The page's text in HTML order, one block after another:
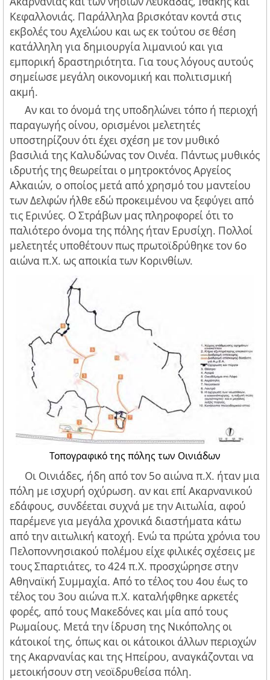
Κεφαλλονιάς. Παράλληλα βρισκόταν κοντά στις
εκβολές του Αχελώου και ως εκ τούτου σε θέση
κατάλληλη για δημιουργία λιμανιού και για
εμπορική δραστηριότητα. Για τους λόγους αυτούς
σημείωσε μεγάλη οικονομική και πολιτισμική
ακμή.
Αν και το όνομά της υποδηλώνει τόπο ή περιοχή
παραγωγής οίνου, ορισμένοι μελετητές
υποστηρίζουν ότι έχει σχέση με τον μυθικό
βασιλιά της Καλυδώνας τον Οινέα. Πάντως μυθικός
ιδρυτής της θεωρείται ο μητροκτόνος Αργείος
Αλκαιών, ο οποίος μετά από χρησμό του μαντείου
των Δελφών ήλθε εδώ προκειμένου να ξεφύγει από
τις Ερινύες. Ο Στράβων μας πληροφορεί ότι το
παλιότερο όνομα της πόλης ήταν Ερυσίχη. Πολλοί
μελετητές υποθέτουν πως πρωτοϊδρύθηκε τον 6ο
αιώνα π.Χ. ως αποικία των Κορινθίων.
Τοπογραφικό της πόλης των Οινιάδων
Οι Οινιάδες, ήδη από τον 5ο αιώνα π.Χ. ήταν μια
πόλη με ισχυρή οχύρωση. αν και επί Ακαρνανικού
εδάφους, συνδέεται συχνά με την Αιτωλία, αφού
παρέμενε για μεγάλα χρονικά διαστήματα κάτω
από την αιτωλική κατοχή. Ενώ τα πρώτα χρόνια του
Πελοποννησιακού πολέμου είχε φιλικές σχέσεις με
τους Σπαρτιάτες, το 424 π.Χ. προσχώρησε στην
Αθηναϊκή Συμμαχία. Από το τέλος του 4ου έως το
τέλος του 3ου αιώνα π.Χ. καταλήφθηκε αρκετές
φορές, από τους Μακεδόνες και μία από τους
Ρωμαίους. Μετά την ίδρυση της Νικόπολης οι
κάτοικοί της, όπως και οι κάτοικοι άλλων περιοχών
της Ακαρνανίας και της Ηπείρου, αναγκάζονται να
μετοικήσουν στη νεοϊδρυθείσα πόλη.